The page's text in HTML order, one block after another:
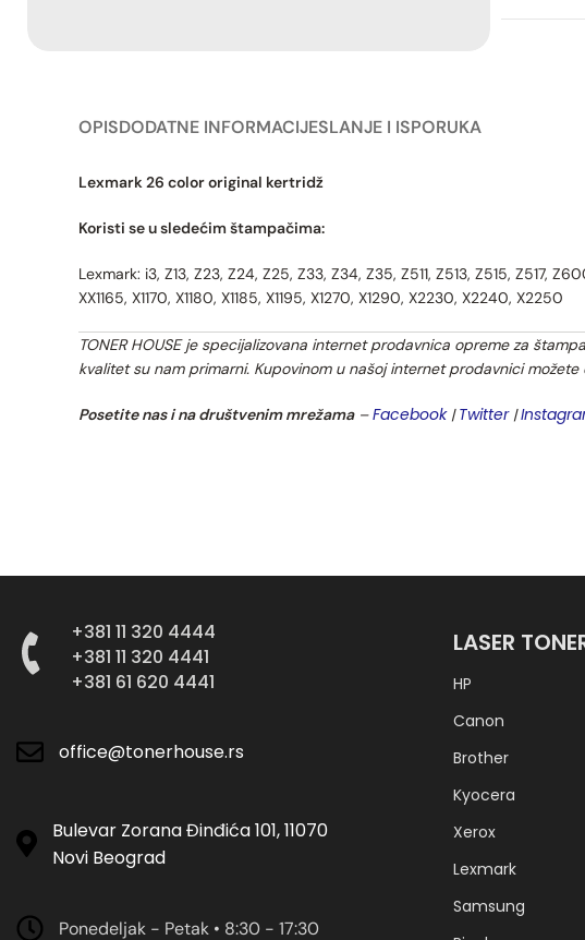
OPISDODATNE INFORMACIJESLANJE I ISPORUKA
Lexmark 26 color original kertridž
Koristi se u sledećim štampačima:
Lexmark: i3, Z13, Z23, Z24, Z25, Z33, Z34, Z35, Z511, Z513, Z515, Z517,
XX1165, X1170, X1180, X1185, X1195, X1270, X1290, X2230, X2240, X2250
TONER HOUSE je specijalizovana internet prodavnica opreme za
kvalitet su nam primarni. Kupovinom u našoj internet prodavnici
Posetite nas i na društvenim mrežama–Facebook|Twitter|
+381 11 320 4444
+381 11 320 4441
+381 61 620 4441
office@tonerhouse.rs
Bulevar Zorana Đinđića 101, 11070
Novi Beograd
Ponedeljak - Petak • 8:30 - 17:30
LASER
HP
Canon
Brother
Kyocera
Xerox
Lexmark
Samsung